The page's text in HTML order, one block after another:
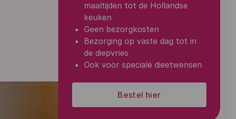
maaltijden tot de Hollandse
keuken
Geen bezorgkosten
Bezorging op vaste dag tot in
de diepvries
Ook voor speciale dieetwensen
Bestel hier